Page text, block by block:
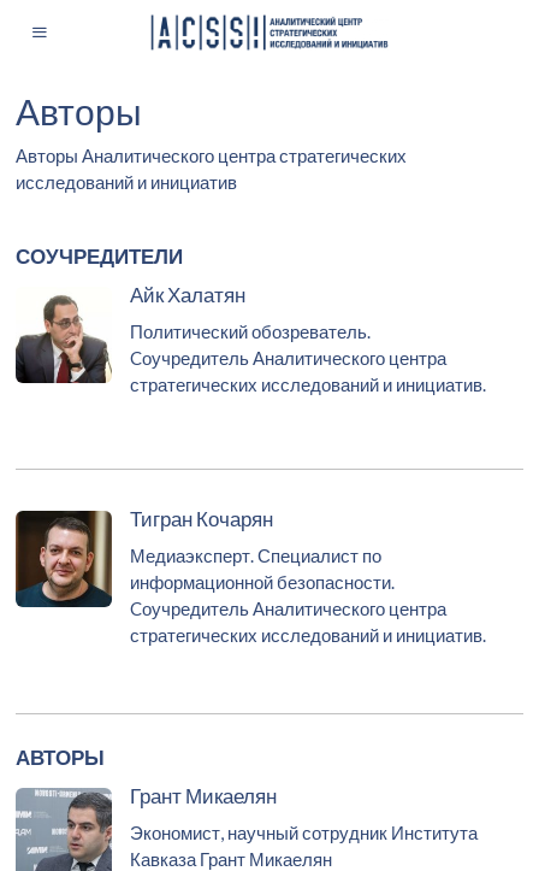
Авторы
Авторы Аналитического центра стратегических
исследований и инициатив
СОУЧРЕДИТЕЛИ
Айк Халатян
Политический обозреватель.
Cоучредитель Аналитического центра
стратегических исследований и инициатив.
Тигран Кочарян
Медиаэксперт. Специалист по
информационной безопасности.
Cоучредитель Аналитического центра
стратегических исследований и инициатив.
АВТОРЫ
Грант Микаелян
Экономист, научный сотрудник Института
Кавказа Грант Микаелян